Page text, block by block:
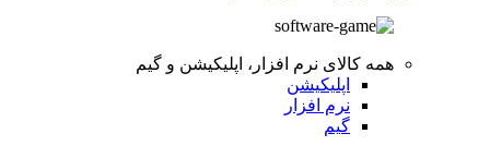
همه کالای نرم افزار، اپلیکیشن و گیم
اپلیکیشن
نرم افزار
گیم